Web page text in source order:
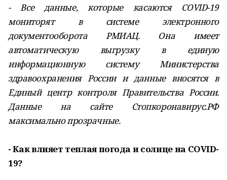
- Все данные, которые касаются COVID-19
мониторят в системе электронного
документооборота РМИАЦ. Она имеет
автоматическую выгрузку в единую
информационную систему Министерства
здравоохранения России и данные вносятся в
Единый центр контроля Правительства России.
Данные на сайте Стопкоронавирус.РФ
максимально прозрачные.
- Как влияет теплая погода и солнце на COVID-
19?